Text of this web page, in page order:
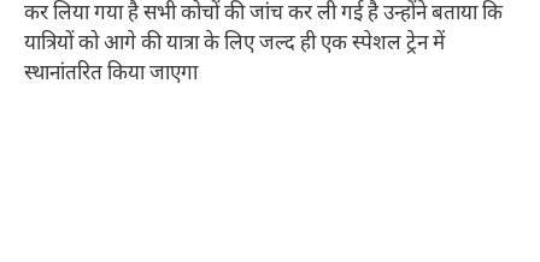
कर लिया गया है सभी कोचों की जांच कर ली गई है उन्होंने बताया कि
यात्रियों को आगे की यात्रा के लिए जल्द ही एक स्पेशल ट्रेन में
स्थानांतरित किया जाएगा